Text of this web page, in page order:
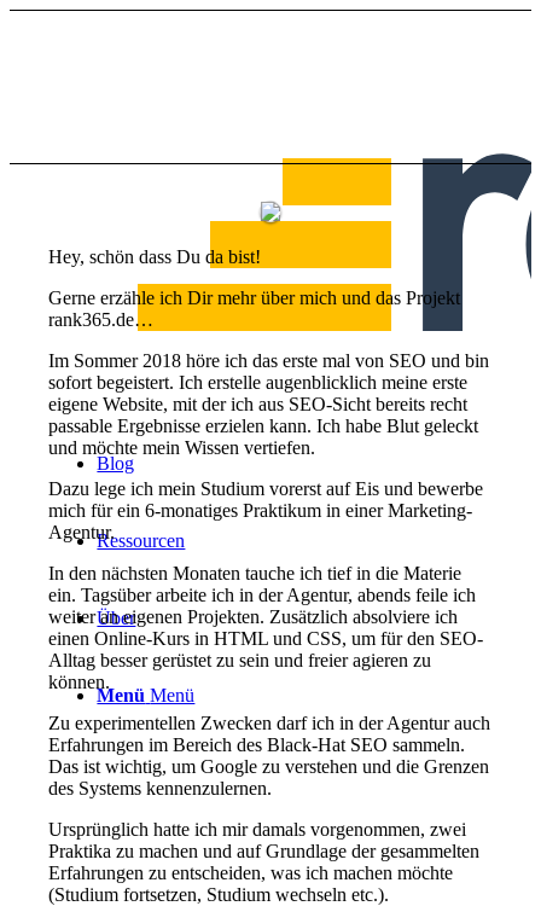
Blog
Ressourcen
Über
Menü Menü
Hey, schön dass Du da bist!
Gerne erzähle ich Dir mehr über mich und das Projekt
rank365.de…
Im Sommer 2018 höre ich das erste mal von SEO und bin
sofort begeistert. Ich erstelle augenblicklich meine erste
eigene Website, mit der ich aus SEO-Sicht bereits recht
passable Ergebnisse erzielen kann. Ich habe Blut geleckt
und möchte mein Wissen vertiefen.
Dazu lege ich mein Studium vorerst auf Eis und bewerbe
mich für ein 6-monatiges Praktikum in einer Marketing-
Agentur.
In den nächsten Monaten tauche ich tief in die Materie
ein. Tagsüber arbeite ich in der Agentur, abends feile ich
weiter an eigenen Projekten. Zusätzlich absolviere ich
einen Online-Kurs in HTML und CSS, um für den SEO-
Alltag besser gerüstet zu sein und freier agieren zu
können.
Zu experimentellen Zwecken darf ich in der Agentur auch
Erfahrungen im Bereich des Black-Hat SEO sammeln.
Das ist wichtig, um Google zu verstehen und die Grenzen
des Systems kennenzulernen.
Ursprünglich hatte ich mir damals vorgenommen, zwei
Praktika zu machen und auf Grundlage der gesammelten
Erfahrungen zu entscheiden, was ich machen möchte
(Studium fortsetzen, Studium wechseln etc.).